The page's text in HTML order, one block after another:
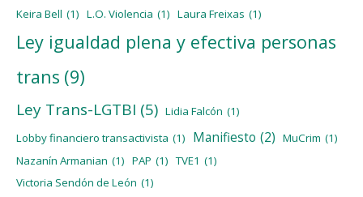
Keira Bell (1) L.O. Violencia (1) Laura Freixas (1)
Ley igualdad plena y efectiva personas
trans (9)
Ley Trans-LGTBI (5) Lidia Falcón (1)
Lobby financiero transactivista (1) Manifiesto (2) MuCrim (1)
Nazanín Armanian (1) PAP (1) TVE1 (1)
Victoria Sendón de León (1)